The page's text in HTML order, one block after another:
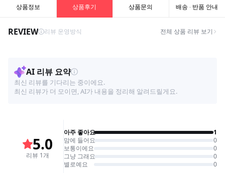
상품정보 상품후기 상품문의 배송 · 반품 안내